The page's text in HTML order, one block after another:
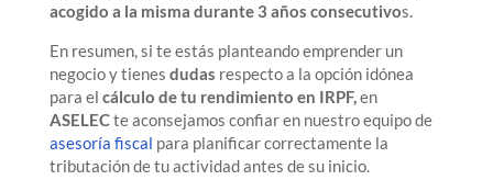
acogido a la misma durante 3 años consecutivos.
En resumen, si te estás planteando emprender un
negocio y tienes dudas respecto a la opción idónea
para el cálculo de tu rendimiento en IRPF,en
ASELECte aconsejamos confiar en nuestro equipo de
asesoría fiscal para planificar correctamente la
tributación de tu actividad antes de su inicio.